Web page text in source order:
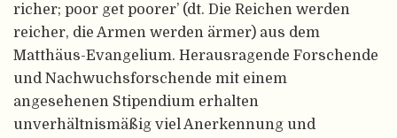
richer; poor get poorer’ (dt. Die Reichen werden
reicher, die Armen werden ärmer) aus dem
Matthäus-Evangelium. Herausragende Forschende
und Nachwuchsforschende mit einem
angesehenen Stipendium erhalten
unverhältnismäßig viel Anerkennung und